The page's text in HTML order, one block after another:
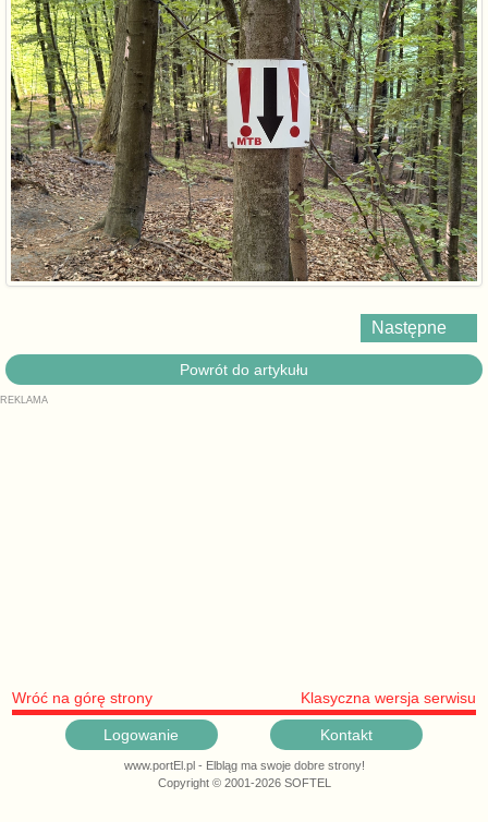
Następne
Powrót do artykułu
Wróć na górę strony Klasyczna wersja serwisu
Logowanie Kontakt
www.portEl.pl - Elbląg ma swoje dobre strony!
Copyright © 2001-2026 SOFTEL